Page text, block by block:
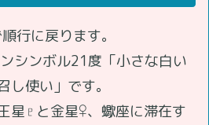
行に戻ります。
シンボル21度「小さな白い
し使い」です。
星♇と金星♀、蠍座に滞在す